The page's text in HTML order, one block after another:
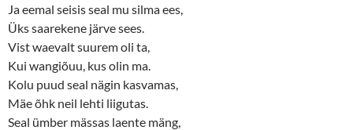
Ja eemal seisis seal mu silma ees,
Üks saarekene järve sees.
Vist waevalt suurem oli ta,
Kui wangiõuu, kus olin ma.
Kolu puud seal nägin kasvamas,
Mäe õhk neil lehti liigutas.
Seal ümber mässas laente mäng,